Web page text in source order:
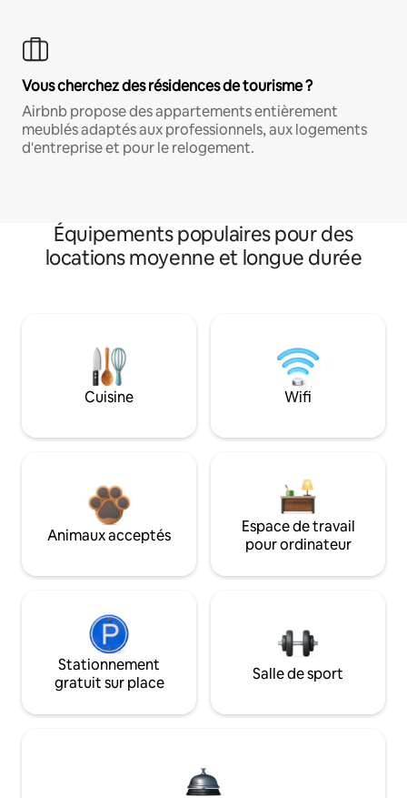
Vous cherchez des résidences de tourisme ?
Airbnb propose des appartements entièrement
meublés adaptés aux professionnels, aux logements
d'entreprise et pour le relogement.
Équipements populaires pour des
locations moyenne et longue durée
Cuisine Wifi
Animaux acceptés
Espace de travail
pour ordinateur
Stationnement
gratuit sur place
Salle de sport